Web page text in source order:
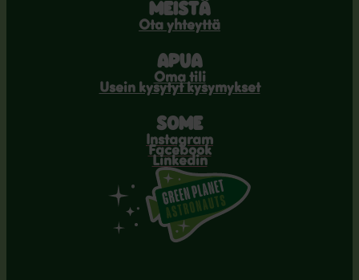
MEISTÄ
Ota yhteyttä
APUA
Oma tili
Usein kysytyt kysymykset
SOME
Instagram
Facebook
Linkedin